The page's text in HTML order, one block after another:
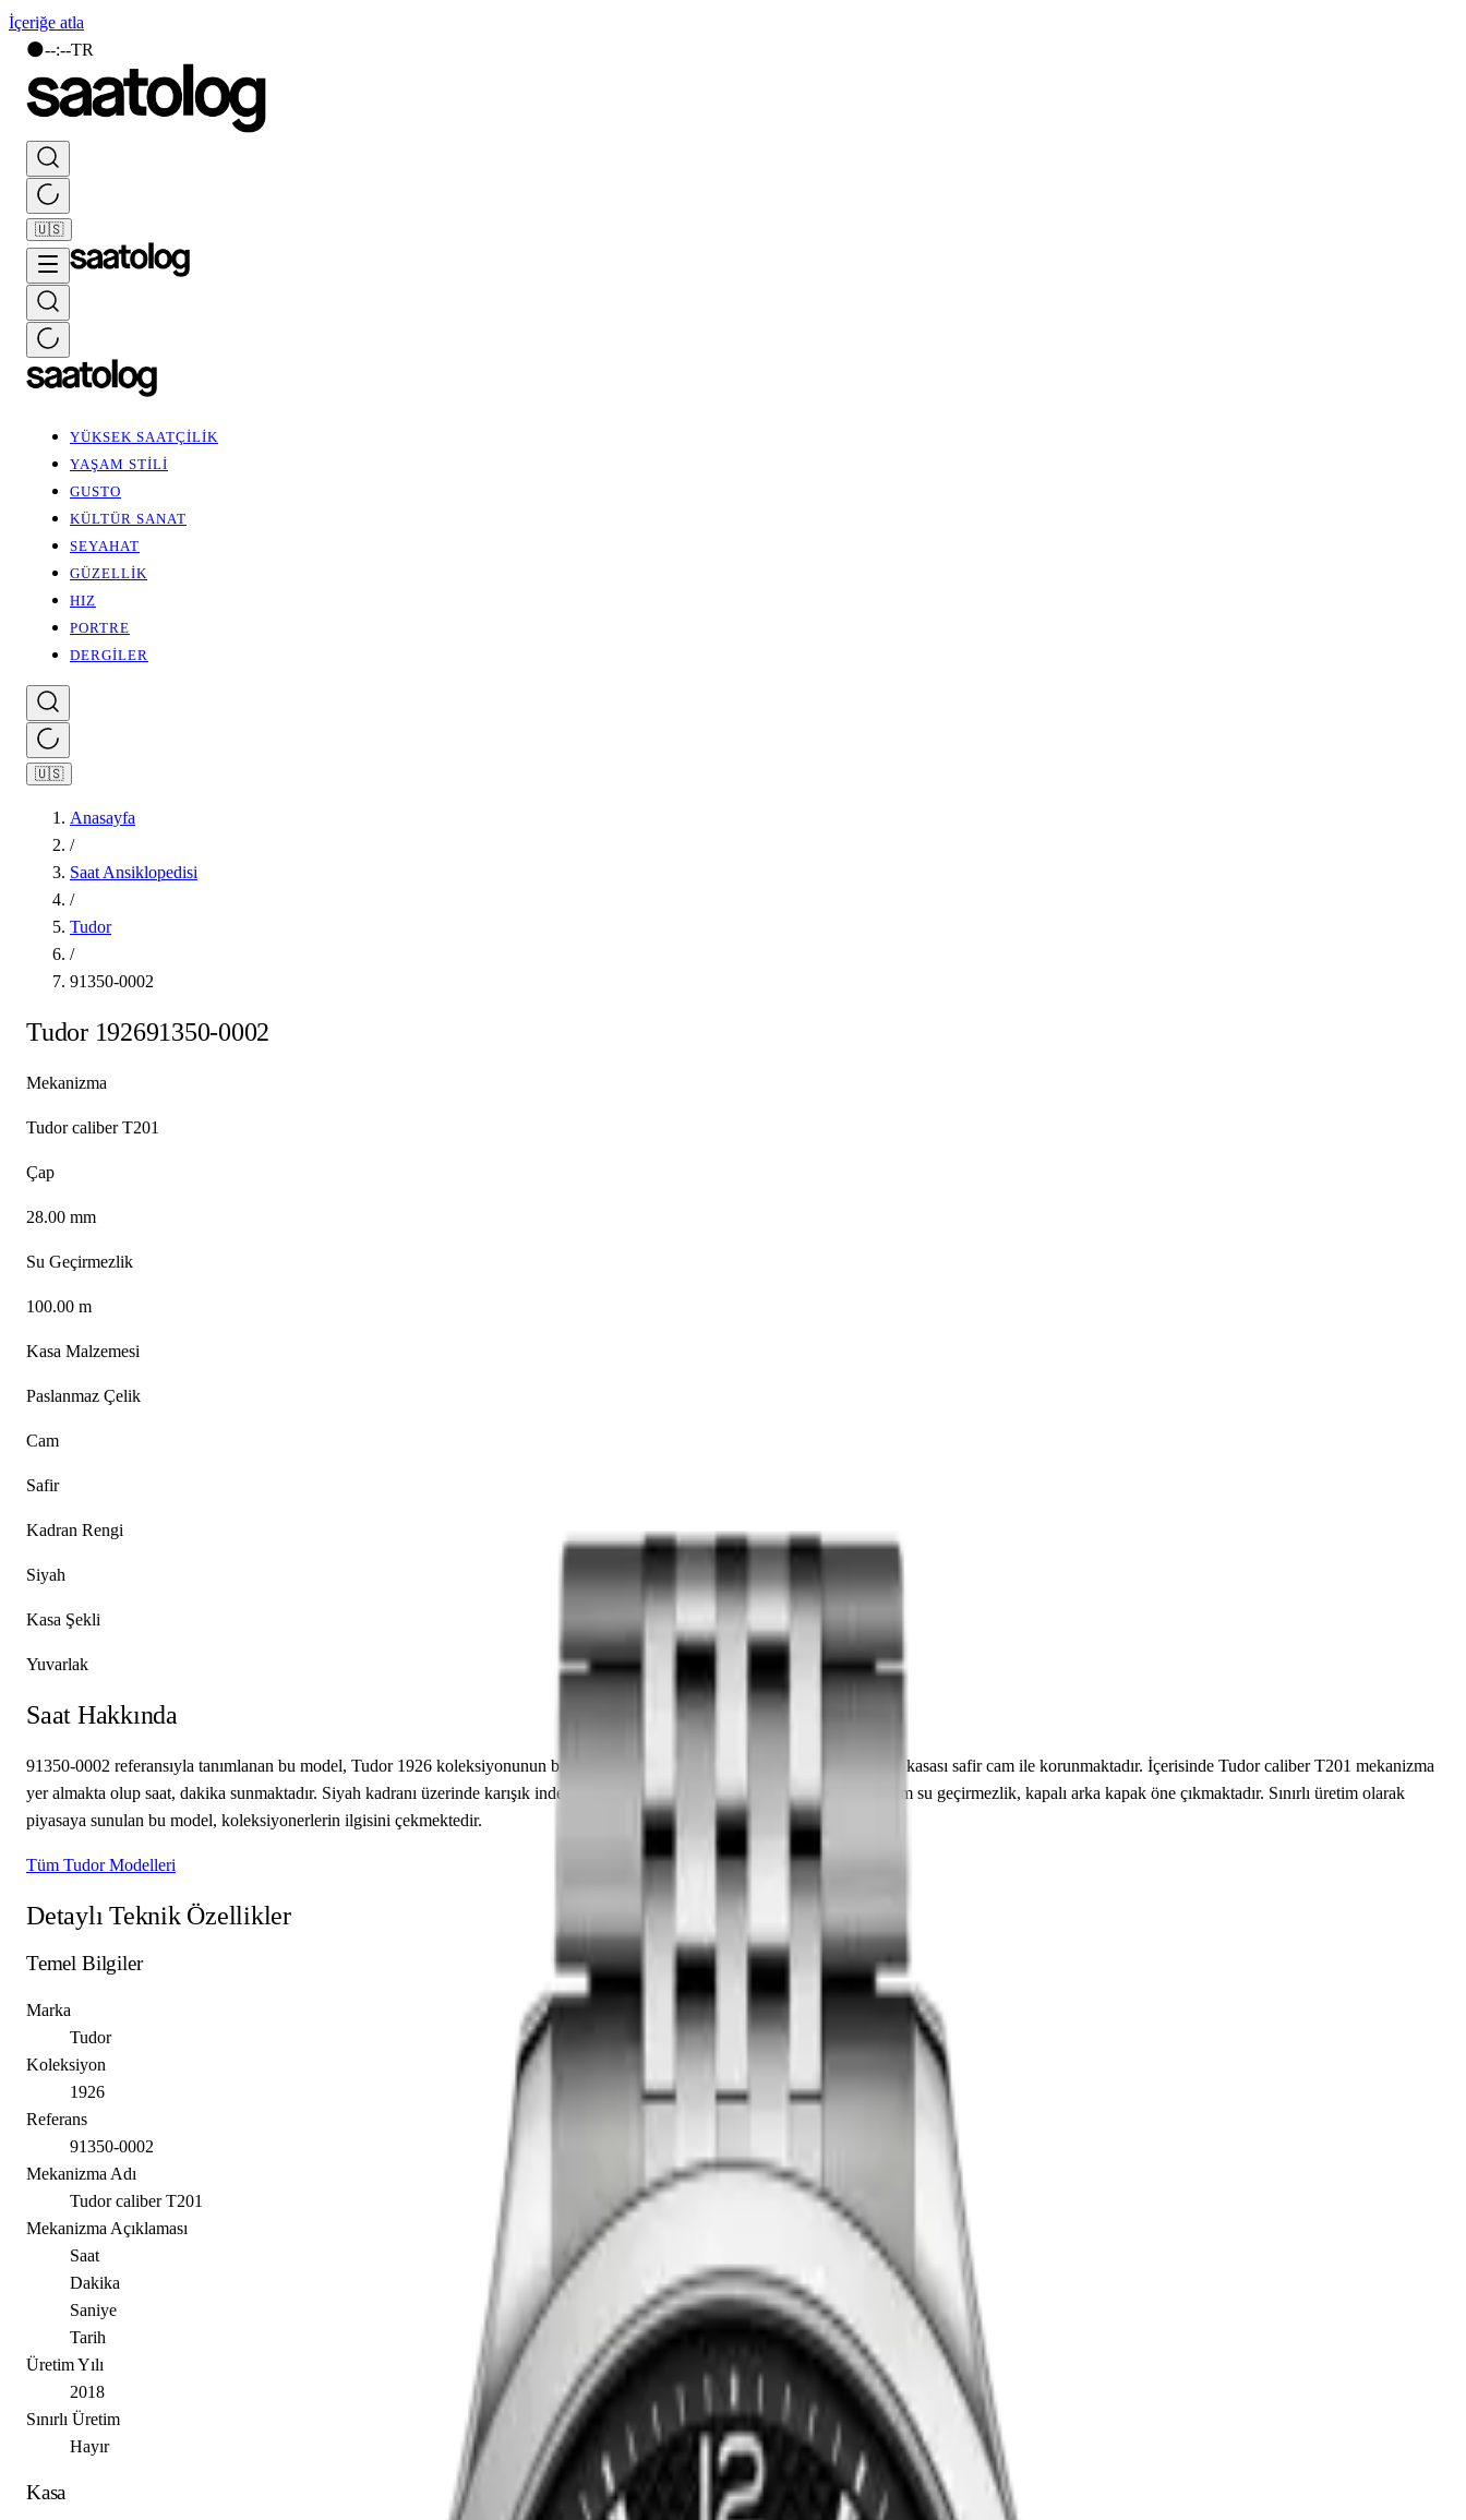
İçeriğe atla
🌑--:--TR
🇺🇸
YÜKSEK SAATÇİLİK
YAŞAM STİLİ
GUSTO
KÜLTÜR SANAT
SEYAHAT
GÜZELLİK
HIZ
PORTRE
DERGİLER
🇺🇸
Anasayfa
/
Saat Ansiklopedisi
/
Tudor
/
91350-0002
Tudor 192691350-0002
Mekanizma
Tudor caliber T201
Çap
28.00 mm
Su Geçirmezlik
100.00 m
Kasa Malzemesi
Paslanmaz Çelik
Cam
Safir
Kadran Rengi
Siyah
Kasa Şekli
Yuvarlak
Saat Hakkında
91350-0002 referansıyla tanımlanan bu model, Tudor 1926 koleksiyonunun bir parçasıdır. 28.00 mm çapındaki paslanmaz çelik kasası safir cam ile korunmaktadır. İçerisinde Tudor caliber T201 mekanizma
yer almakta olup saat, dakika sunmaktadır. Siyah kadranı üzerinde karışık indeksler yer almaktadır. Teknik detaylarında 100.00 m su geçirmezlik, kapalı arka kapak öne çıkmaktadır. Sınırlı üretim olarak
piyasaya sunulan bu model, koleksiyonerlerin ilgisini çekmektedir.
Tüm Tudor Modelleri
Detaylı Teknik Özellikler
Temel Bilgiler
Marka
Tudor
Koleksiyon
1926
Referans
91350-0002
Mekanizma Adı
Tudor caliber T201
Mekanizma Açıklaması
Saat
Dakika
Saniye
Tarih
Üretim Yılı
2018
Sınırlı Üretim
Hayır
Kasa